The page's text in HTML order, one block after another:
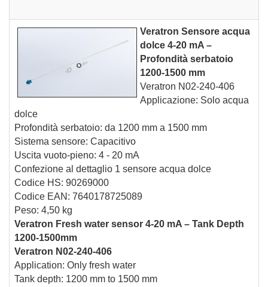
Veratron Sensore acqua
dolce 4-20 mA –
Profondità serbatoio
1200-1500 mm
Veratron N02-240-406
Applicazione: Solo acqua
dolce
Profondità serbatoio: da 1200 mm a 1500 mm
Sistema sensore: Capacitivo
Uscita vuoto-pieno: 4 - 20 mA
Confezione al dettaglio 1 sensore acqua dolce
Codice HS: 90269000
Codice EAN: 7640178725089
Peso: 4,50 kg
Veratron Fresh water sensor 4-20 mA – Tank Depth
1200-1500mm
Veratron N02-240-406
Application: Only fresh water
Tank depth: 1200 mm to 1500 mm